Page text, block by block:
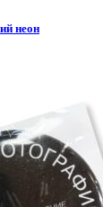
неон